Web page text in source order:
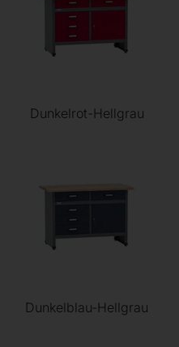
Dunkelrot-Hellgrau
Dunkelblau-Hellgrau